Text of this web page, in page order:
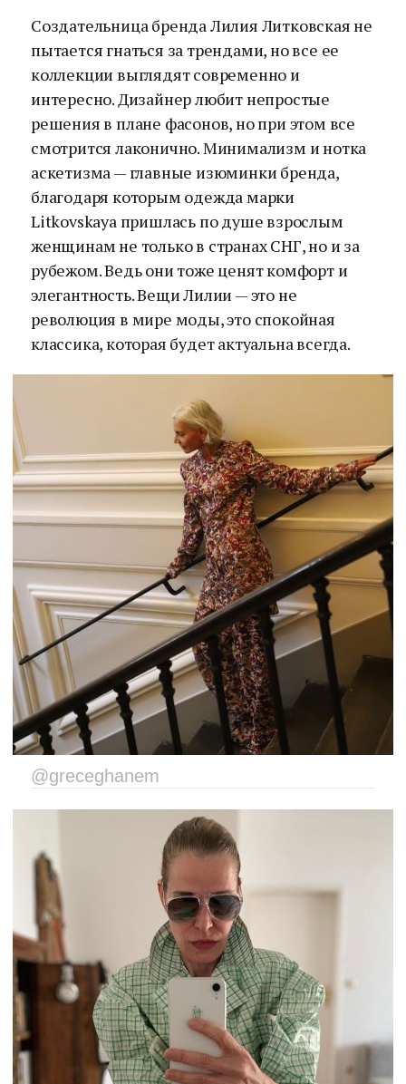
Создательница бренда Лилия Литковская не
пытается гнаться за трендами, но все ее
коллекции выглядят современно и
интересно. Дизайнер любит непростые
решения в плане фасонов, но при этом все
смотрится лаконично. Минимализм и нотка
аскетизма — главные изюминки бренда,
благодаря которым одежда марки
Litkovskaya пришлась по душе взрослым
женщинам не только в странах СНГ, но и за
рубежом. Ведь они тоже ценят комфорт и
элегантность. Вещи Лилии — это не
революция в мире моды, это спокойная
классика, которая будет актуальна всегда.
@greceghanem